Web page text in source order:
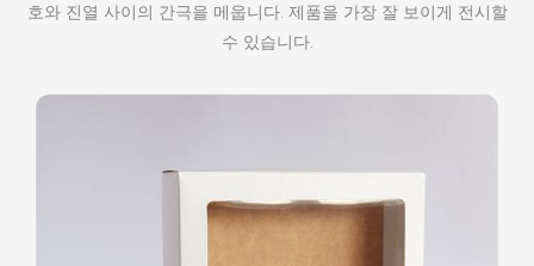
호와 진열 사이의 간극을 메웁니다. 제품을 가장 잘 보이게 전시할
수 있습니다.